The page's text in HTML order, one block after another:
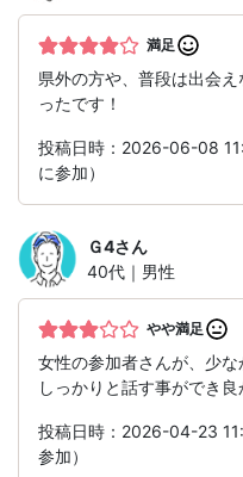
満足
県外の方や、普段は出会
ったです！
投稿日時：2026-06-08
に参加）
Ｇ4さん
40代｜男性
やや満足
女性の参加者さんが、少
しっかりと話す事ができ良
投稿日時：2026-04-23
参加）